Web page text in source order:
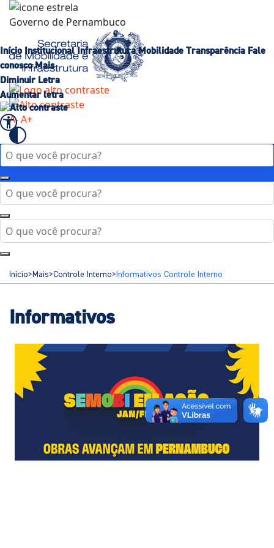
Governo de Pernambuco
A-A+
Início InstitucionalInfraestruturaMobilidade Transparência Fale
conoscoMais
Diminuir Letra
Aumentar letra
Início> Mais>Controle Interno> Informativos Controle Interno
Informativos